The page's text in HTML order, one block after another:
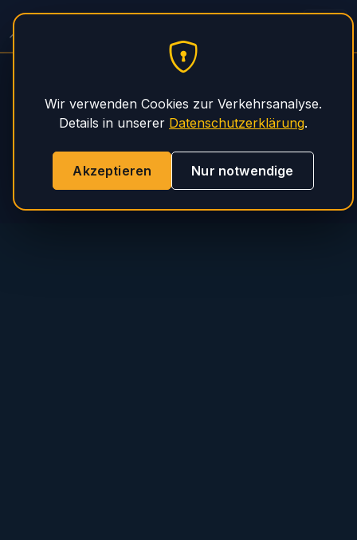
Wir verwenden Cookies zur Verkehrsanalyse.
Details in unserer Datenschutzerklärung.
Akzeptieren Nur notwendige